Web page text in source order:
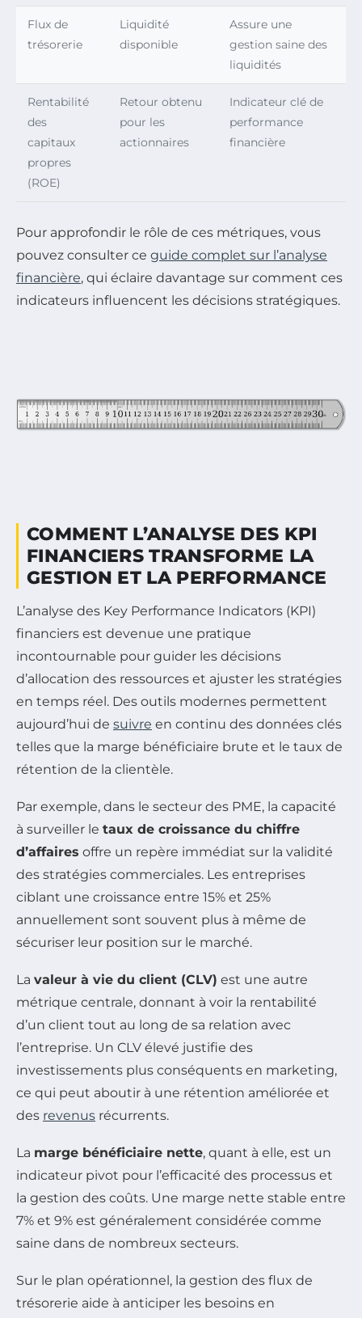
Flux de
trésorerie
Liquidité
disponible
Assure une
gestion saine des
liquidités
Rentabilité
des
capitaux
propres
(ROE)
Retour obtenu
pour les
actionnaires
Indicateur clé de
performance
financière
Pour approfondir le rôle de ces métriques, vous
pouvez consulter ce guide complet sur l’analyse
financière, qui éclaire davantage sur comment ces
indicateurs influencent les décisions stratégiques.
COMMENT L’ANALYSE DES KPI
FINANCIERS TRANSFORME LA
GESTION ET LA PERFORMANCE
L’analyse des Key Performance Indicators (KPI)
financiers est devenue une pratique
incontournable pour guider les décisions
d’allocation des ressources et ajuster les stratégies
en temps réel. Des outils modernes permettent
aujourd’hui de suivre en continu des données clés
telles que la marge bénéficiaire brute et le taux de
rétention de la clientèle.
Par exemple, dans le secteur des PME, la capacité
à surveiller le taux de croissance du chiffre
d’affaires offre un repère immédiat sur la validité
des stratégies commerciales. Les entreprises
ciblant une croissance entre 15% et 25%
annuellement sont souvent plus à même de
sécuriser leur position sur le marché.
La valeur à vie du client (CLV) est une autre
métrique centrale, donnant à voir la rentabilité
d’un client tout au long de sa relation avec
l’entreprise. Un CLV élevé justifie des
investissements plus conséquents en marketing,
ce qui peut aboutir à une rétention améliorée et
des revenus récurrents.
La marge bénéficiaire nette, quant à elle, est un
indicateur pivot pour l’efficacité des processus et
la gestion des coûts. Une marge nette stable entre
7% et 9% est généralement considérée comme
saine dans de nombreux secteurs.
Sur le plan opérationnel, la gestion des flux de
trésorerie aide à anticiper les besoins en